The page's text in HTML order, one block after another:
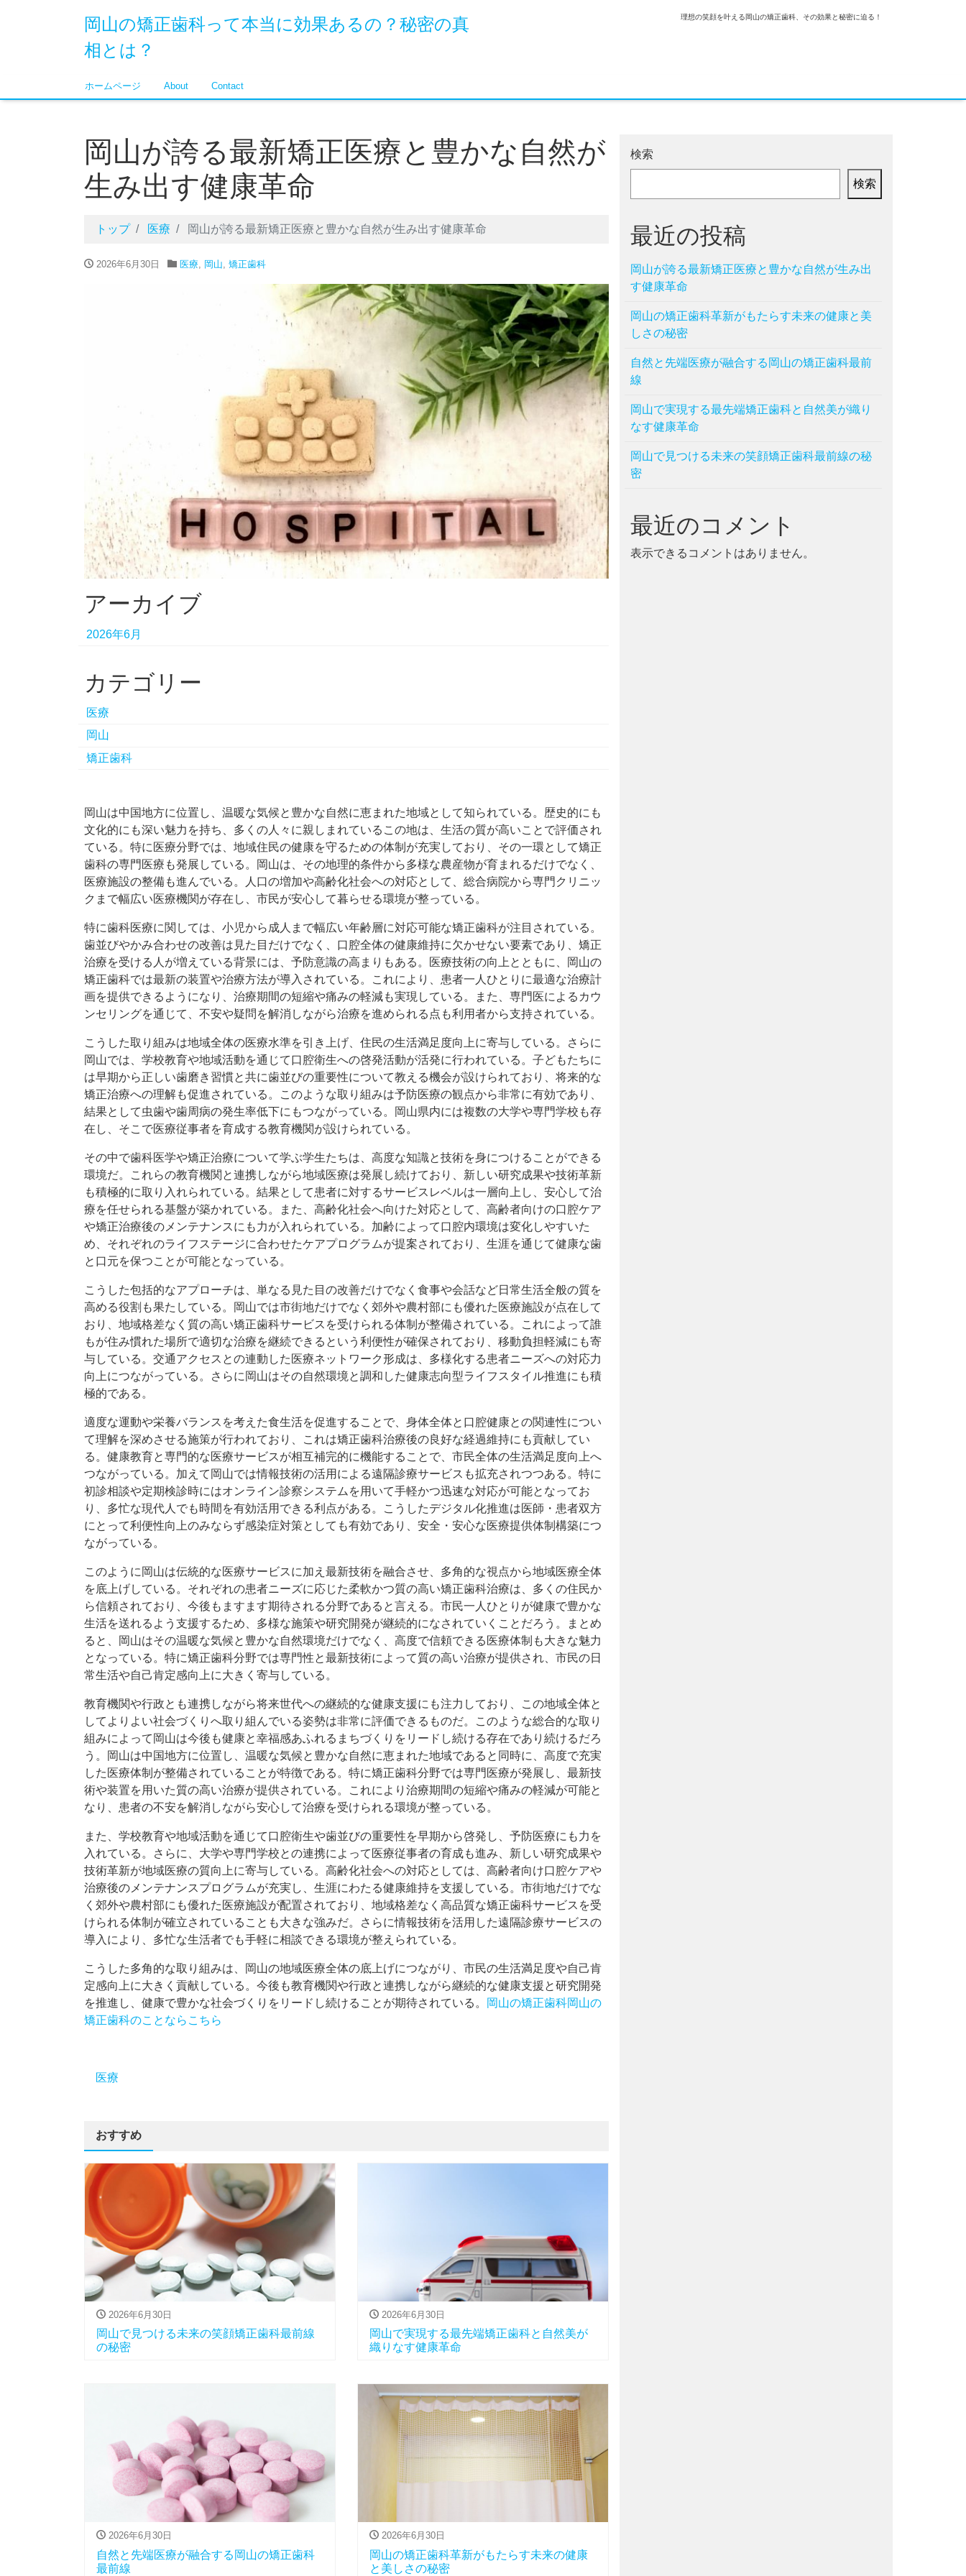
岡山の矯正歯科って本当に効果あるの？秘密の真
相とは？
理想の笑顔を叶える岡山の矯正歯科、その効果と秘密に迫る！
ホームページ About Contact
岡山が誇る最新矯正医療と豊かな自然が
生み出す健康革命
トップ 医療 岡山が誇る最新矯正医療と豊かな自然が生み出す健康革命
2026年6月30日 医療, 岡山 矯正歯科
アーカイブ
2026年6月
カテゴリー
医療
岡山
矯正歯科
岡山は中国地方に位置し、温暖な気候と豊かな自然に恵まれた地域として知られている。 歴史的にも
文化的にも深い魅力を持ち、多くの人々に親しまれているこの地は、生活の質が高いことで評価され
ている。特に医療分野では、地域住民の健康を守るための体制が充実しており、その一環として矯正
歯科の専門医療も発展している。岡山は、その地理的条件から多様な農産物が育まれるだけでなく、
医療施設の整備も進んでいる。人口の増加や高齢化社会への対応として、総合病院から専門クリニッ
クまで幅広い医療機関が存在し、市民が安心して暮らせる環境が整っている。
特に歯科医療に関しては、小児から成人まで幅広い年齢層に対応可能な矯正歯科が注目されている。
歯並びやかみ合わせの改善は見た目だけでなく、口腔全体の健康維持に欠かせない要素であり、矯正
治療を受ける人が増えている背景には、予防意識の高まりもある。医療技術の向上とともに、岡山の
矯正歯科では最新の装置や治療方法が導入されている。これにより、患者一人ひとりに最適な治療計
画を提供できるようになり、治療期間の短縮や痛みの軽減も実現している。また、専門医によるカウ
ンセリングを通じて、不安や疑問を解消しながら治療を進められる点も利用者から支持されている。
こうした取り組みは地域全体の医療水準を引き上げ、住民の生活満足度向上に寄与している。さらに
岡山では、学校教育や地域活動を通じて口腔衛生への啓発活動が活発に行われている。子どもたちに
は早期から正しい歯磨き習慣と共に歯並びの重要性について教える機会が設けられており、将来的な
矯正治療への理解も促進されている。このような取り組みは予防医療の観点から非常に有効であり、
結果として虫歯や歯周病の発生率低下にもつながっている。岡山県内には複数の大学や専門学校も存
在し、そこで医療従事者を育成する教育機関が設けられている。
その中で歯科医学や矯正治療について学ぶ学生たちは、高度な知識と技術を身につけることができる
環境だ。これらの教育機関と連携しながら地域医療は発展し続けており、新しい研究成果や技術革新
も積極的に取り入れられている。結果として患者に対するサービスレベルは一層向上し、安心して治
療を任せられる基盤が築かれている。また、高齢化社会へ向けた対応として、高齢者向けの口腔ケア
や矯正治療後のメンテナンスにも力が入れられている。加齢によって口腔内環境は変化しやすいた
め、それぞれのライフステージに合わせたケアプログラムが提案されており、生涯を通じて健康な歯
と口元を保つことが可能となっている。
こうした包括的なアプローチは、単なる見た目の改善だけでなく食事や会話など日常生活全般の質を
高める役割も果たしている。岡山では市街地だけでなく郊外や農村部にも優れた医療施設が点在して
おり、地域格差なく質の高い矯正歯科サービスを受けられる体制が整備されている。これによって誰
もが住み慣れた場所で適切な治療を継続できるという利便性が確保されており、移動負担軽減にも寄
与している。交通アクセスとの連動した医療ネットワーク形成は、多様化する患者ニーズへの対応力
向上につながっている。さらに岡山はその自然環境と調和した健康志向型ライフスタイル推進にも積
極的である。
適度な運動や栄養バランスを考えた食生活を促進することで、身体全体と口腔健康との関連性につい
て理解を深めさせる施策が行われており、これは矯正歯科治療後の良好な経過維持にも貢献してい
る。健康教育と専門的な医療サービスが相互補完的に機能することで、市民全体の生活満足度向上へ
つながっている。加えて岡山では情報技術の活用による遠隔診療サービスも拡充されつつある。特に
初診相談や定期検診時にはオンライン診察システムを用いて手軽かつ迅速な対応が可能となってお
り、多忙な現代人でも時間を有効活用できる利点がある。こうしたデジタル化推進は医師・患者双方
にとって利便性向上のみならず感染症対策としても有効であり、安全・安心な医療提供体制構築につ
ながっている。
このように岡山は伝統的な医療サービスに加え最新技術を融合させ、多角的な視点から地域医療全体
を底上げしている。それぞれの患者ニーズに応じた柔軟かつ質の高い矯正歯科治療は、多くの住民か
ら信頼されており、今後もますます期待される分野であると言える。市民一人ひとりが健康で豊かな
生活を送れるよう支援するため、多様な施策や研究開発が継続的になされていくことだろう。まとめ
ると、岡山はその温暖な気候と豊かな自然環境だけでなく、高度で信頼できる医療体制も大きな魅力
となっている。特に矯正歯科分野では専門性と最新技術によって質の高い治療が提供され、市民の日
常生活や自己肯定感向上に大きく寄与している。
教育機関や行政とも連携しながら将来世代への継続的な健康支援にも注力しており、この地域全体と
してよりよい社会づくりへ取り組んでいる姿勢は非常に評価できるものだ。このような総合的な取り
組みによって岡山は今後も健康と幸福感あふれるまちづくりをリードし続ける存在であり続けるだろ
う。岡山は中国地方に位置し、温暖な気候と豊かな自然に恵まれた地域であると同時に、高度で充実
した医療体制が整備されていることが特徴である。特に矯正歯科分野では専門医療が発展し、最新技
術や装置を用いた質の高い治療が提供されている。これにより治療期間の短縮や痛みの軽減が可能と
なり、患者の不安を解消しながら安心して治療を受けられる環境が整っている。
また、学校教育や地域活動を通じて口腔衛生や歯並びの重要性を早期から啓発し、予防医療にも力を
入れている。さらに、大学や専門学校との連携によって医療従事者の育成も進み、新しい研究成果や
技術革新が地域医療の質向上に寄与している。高齢化社会への対応としては、高齢者向け口腔ケアや
治療後のメンテナンスプログラムが充実し、生涯にわたる健康維持を支援している。市街地だけでな
く郊外や農村部にも優れた医療施設が配置されており、地域格差なく高品質な矯正歯科サービスを受
けられる体制が確立されていることも大きな強みだ。さらに情報技術を活用した遠隔診療サービスの
導入により、多忙な生活者でも手軽に相談できる環境が整えられている。
こうした多角的な取り組みは、岡山の地域医療全体の底上げにつながり、市民の生活満足度や自己肯
定感向上に大きく貢献している。今後も教育機関や行政と連携しながら継続的な健康支援と研究開発
を推進し、健康で豊かな社会づくりをリードし続けることが期待されている。
岡山の矯正歯科岡山の
矯正歯科のことならこちら
医療
おすすめ
2026年6月30日
岡山で見つける未来の笑顔矯正歯科最前線
の秘密
2026年6月30日
岡山で実現する最先端矯正歯科と自然美が
織りなす健康革命
2026年6月30日
自然と先端医療が融合する岡山の矯正歯科
最前線
2026年6月30日
岡山の矯正歯科革新がもたらす未来の健康
と美しさの秘密
検索
検索
最近の投稿
岡山が誇る最新矯正医療と豊かな自然が生み出
す健康革命
岡山の矯正歯科革新がもたらす未来の健康と美
しさの秘密
自然と先端医療が融合する岡山の矯正歯科最前
線
岡山で実現する最先端矯正歯科と自然美が織り
なす健康革命
岡山で見つける未来の笑顔矯正歯科最前線の秘
密
最近のコメント
表示できるコメントはありません。